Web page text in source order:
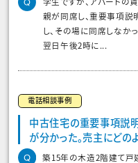
親が同席し、重要事項説
し、その場に同席しなか
翌日午後2時に...
電話相談事例
中古住宅の重要事項説
が分かった。売主にどの
築15年の木造2階建て戸